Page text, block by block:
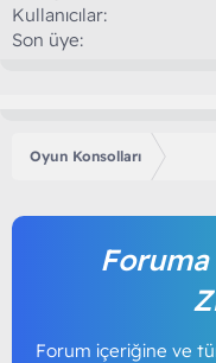
Kullanıcılar
Son üye
Oyun Konsolları
Forum içeriğine ve